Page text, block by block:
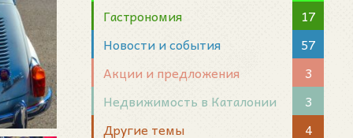
Гастрономия
17
Новости и события
57
Акции и предложения
3
Недвижимость в Каталонии
3
Другие темы
4